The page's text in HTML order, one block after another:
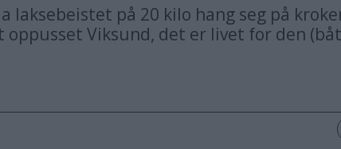
laksebeistet på 20 kilo hang seg på
Viksund, det er livet for den